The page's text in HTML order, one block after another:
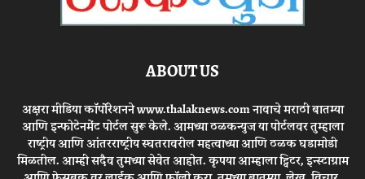
ABOUT US
अक्षरा मीडिया कॉर्पोरेशनने www.thalaknews.com नावाचे मराठी बातम्या
आणि इन्फोटेनमेंट पोर्टल सुरू केले. आमच्या ठळकन्युज या पोर्टलवर तुम्हाला
राष्ट्रीय आणि आंतरराष्ट्रीय स्घतरावरील महत्वाच्या आणि ठळक घडामोडी
मिळतील. आम्ही सदैव तुमच्या सेवेत आहोत. कृपया आम्हाला ट्विटर, इन्स्टाग्राम